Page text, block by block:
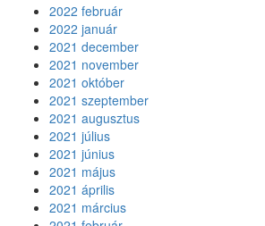
2022 február
2022 január
2021 december
2021 november
2021 október
2021 szeptember
2021 augusztus
2021 július
2021 június
2021 május
2021 április
2021 március